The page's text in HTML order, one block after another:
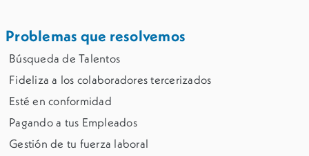
Problemas que resolvemos
Búsqueda de Talentos
Fideliza a los colaboradores tercerizados
Esté en conformidad
Pagando a tus Empleados
Gestión de tu fuerza laboral